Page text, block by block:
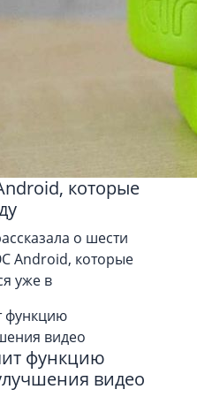
которые
о шести
Android, которые
уже в
функцию
видео